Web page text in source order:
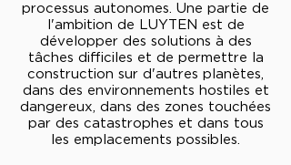
processus autonomes. Une partie de
l'ambition de LUYTEN est de
développer des solutions à des
tâches difficiles et de permettre la
construction sur d'autres planètes,
dans des environnements hostiles et
dangereux, dans des zones touchées
par des catastrophes et dans tous
les emplacements possibles.